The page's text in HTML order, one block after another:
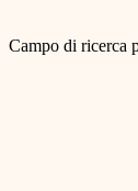
Campo di ricerca